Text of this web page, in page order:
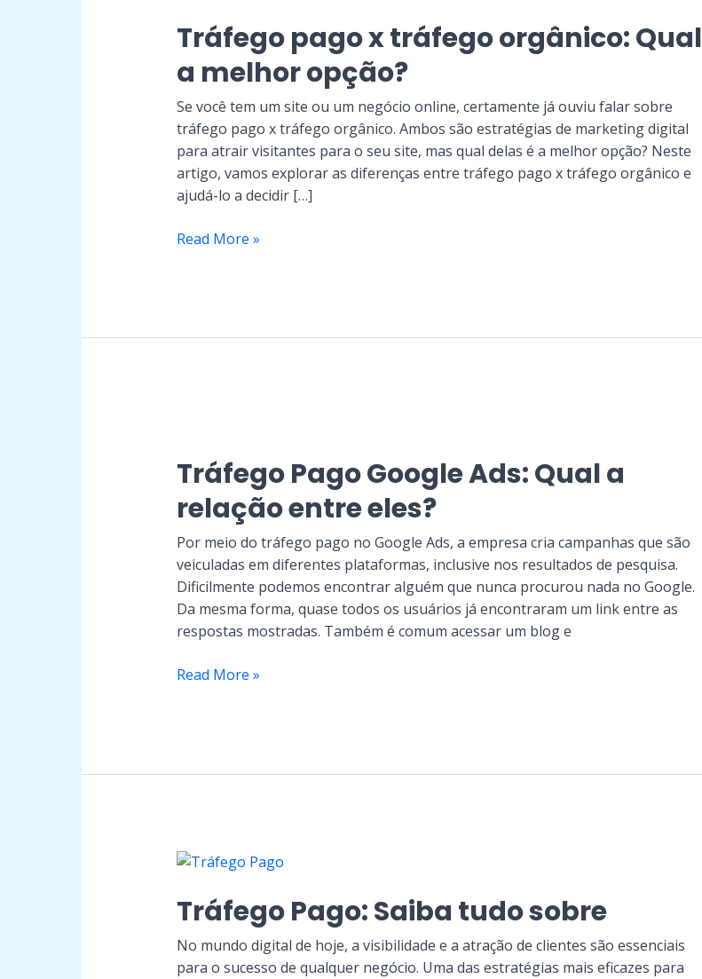
Tráfego pago x tráfego orgânico: Qual
a melhor opção?
Se você tem um site ou um negócio online, certamente já ouviu falar sobre
tráfego pago x tráfego orgânico. Ambos são estratégias de marketing digital
para atrair visitantes para o seu site, mas qual delas é a melhor opção? Neste
artigo, vamos explorar as diferenças entre tráfego pago x tráfego orgânico e
ajudá-lo a decidir […]
x
tráfego
orgânico:
Qual
a
melhor
opção?
Read More »
Tráfego Pago Google Ads: Qual a
relação entre eles?
Por meio do tráfego pago no Google Ads, a empresa cria campanhas que são
veiculadas em diferentes plataformas, inclusive nos resultados de pesquisa.
Dificilmente podemos encontrar alguém que nunca procurou nada no Google.
Da mesma forma, quase todos os usuários já encontraram um link entre as
respostas mostradas. Também é comum acessar um blog e
Google
Qual
a
relação
entre
eles?
Read More »
Tráfego Pago: Saiba tudo sobre
No mundo digital de hoje, a visibilidade e a atração de clientes são essenciais
para o sucesso de qualquer negócio. Uma das estratégias mais eficazes para
Tráfego
Saiba
tudo
sobre